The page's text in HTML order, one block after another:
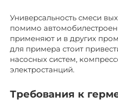
Универсальность смеси
помимо
применяют и в других
для примера стоит
насосных систем,
электростанций.
Требования к